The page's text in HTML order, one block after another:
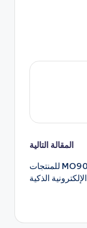
المقالة التالية
كود خصم MO90 للمنتجات
الإلكترونية الذكية